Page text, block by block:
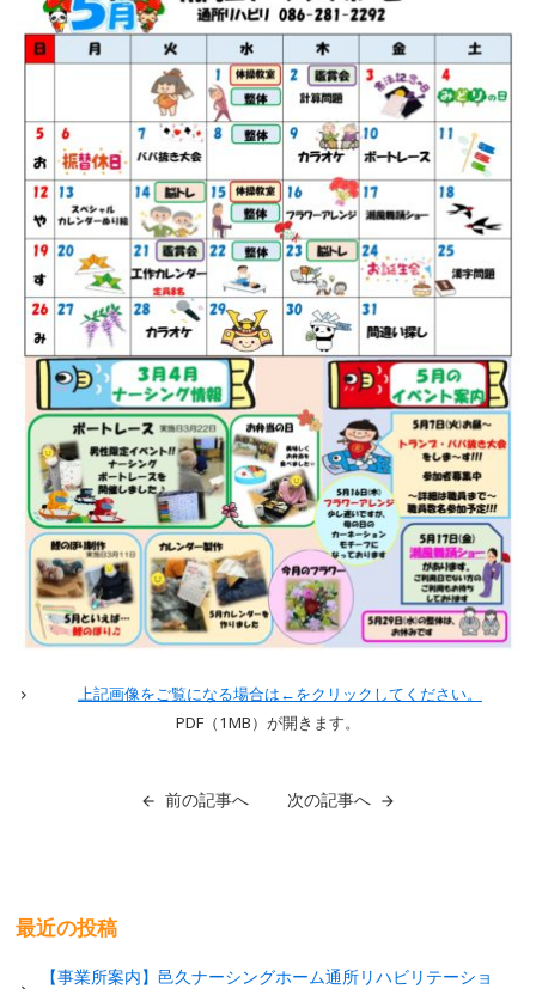
上記画像をご覧になる場合は←をクリックしてください。
PDF（1MB）が開きます。
前の記事へ 次の記事へ
最近の投稿
【事業所案内】邑久ナーシングホーム通所リハビリテーショ